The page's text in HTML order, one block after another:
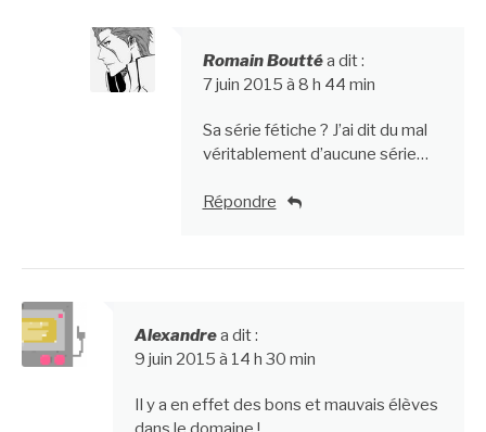
Romain Bouttéa dit :
7 juin 2015 à 8 h 44 min
Sa série fétiche ? J’ai dit du mal
véritablement d’aucune série…
Répondre
Alexandrea dit :
9 juin 2015 à 14 h 30 min
Il y a en effet des bons et mauvais élèves